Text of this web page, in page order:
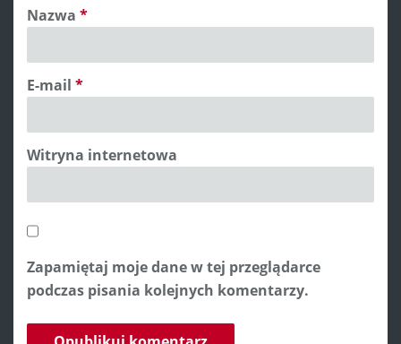
Nazwa *
E-mail *
Witryna internetowa
Zapamiętaj moje dane w tej przeglądarce
podczas pisania kolejnych komentarzy.